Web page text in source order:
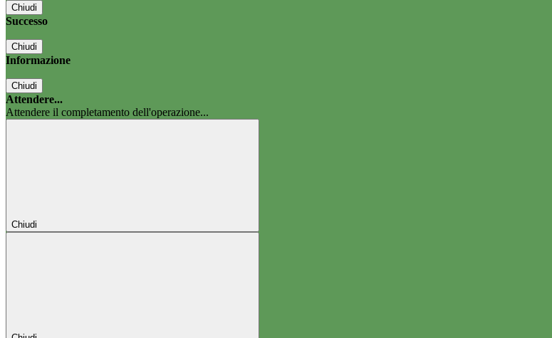
Chiudi
Successo
Chiudi
Informazione
Chiudi
Attendere...
Attendere il completamento dell'operazione...
Chiudi